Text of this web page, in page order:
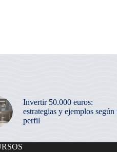
Invertir 50.000 euros:
estrategias y ejemplos según
perfil